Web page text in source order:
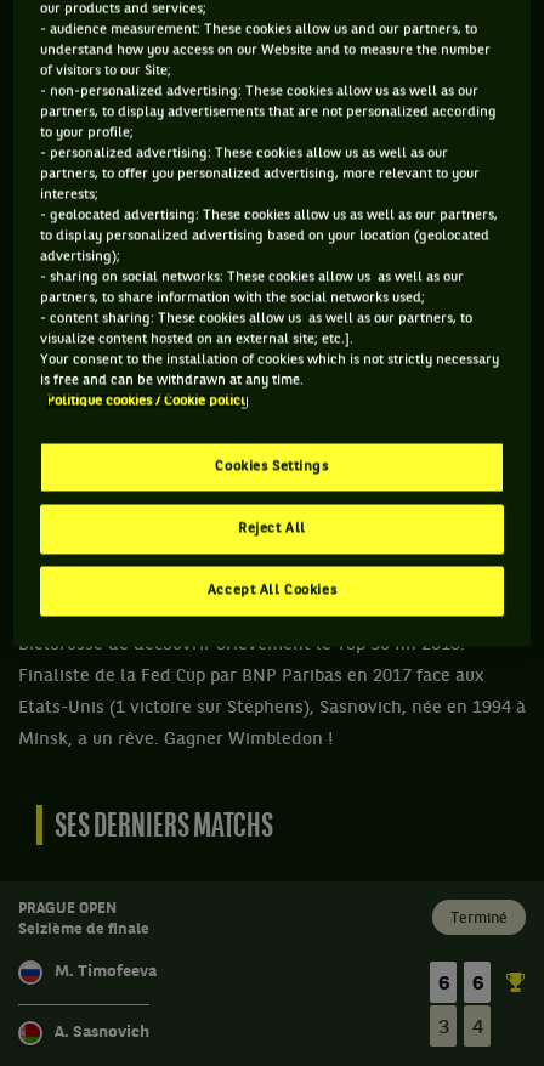
563 PTS
141ÈME
WTA SIMPLE
196 PTS
393
ÂGE
32 ANS
22/03/1994
POIDS
60KG
TAILLE
174CM
MAIN FORTE
Elle a l’oeil vif, le sourire facile et le revers souvent
dévastateur. Après une saison 2017 qui l’avait vu intégrer le
de façon tonitruante en accédant à la finale de Brisbane en
2018 (sa deuxième!), alors qu’elle sortait des qualifs. Un coup
d’éclat prometteur pour Sasha qui a ensuite refait parler
d’elle à Wimbledon, où elle a atteint les huitièmes en Grand
Chelem pour la première fois, avec au passage une victoire
sur Petra Kvitova (n°7). Ces bon résultats ont permis à la
Biélorusse de découvrir brièvement le Top 30 fin 2018.
Finaliste de la Fed Cup par BNP Paribas en 2017 face aux
Etats-Unis (1 victoire sur Stephens), Sasnovich, née en 1994 à
Minsk, a un rêve. Gagner Wimbledon !
SES DERNIERS MATCHS
PRAGUE OPEN
Seizième de finale
Terminé
M. Timofeeva
6 6
A. Sasnovich 3 4
our products and services;
- audience measurement: These cookies allow us and our partners, to
understand how you access on our Website and to measure the number
of visitors to our Site;
- non-personalized advertising: These cookies allow us as well as our
partners, to display advertisements that are not personalized according
to your profile;
- personalized advertising: These cookies allow us as well as our
partners, to offer you personalized advertising, more relevant to your
interests;
- geolocated advertising: These cookies allow us as well as our partners,
to display personalized advertising based on your location (geolocated
advertising);
- sharing on social networks: These cookies allow us as well as our
partners, to share information with the social networks used;
- content sharing: These cookies allow us as well as our partners, to
visualize content hosted on an external site; etc.].
Your consent to the installation of cookies which is not strictly necessary
is free and can be withdrawn at any time.
Politique cookies / Cookie policy
Cookies Settings
Reject All
Accept All Cookies